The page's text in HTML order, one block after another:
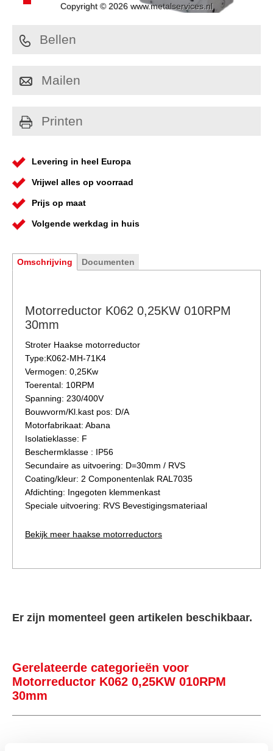
Copyright © 2026 www.metalservices.nl
Bellen
Mailen
Printen
Levering in heel Europa
Vrijwel alles op voorraad
Prijs op maat
Volgende werkdag in huis
Omschrijving Documenten
Motorreductor K062 0,25KW 010RPM
30mm
Stroter Haakse motorreductor
Type:K062-MH-71K4
Vermogen: 0,25Kw
Toerental: 10RPM
Spanning: 230/400V
Bouwvorm/Kl.kast pos: D/A
Motorfabrikaat: Abana
Isolatieklasse: F
Beschermklasse : IP56
Secundaire as uitvoering: D=30mm / RVS
Coating/kleur: 2 Componentenlak RAL7035
Afdichting: Ingegoten klemmenkast
Speciale uitvoering: RVS Bevestigingsmateriaal
Bekijk meer haakse motorreductors
Er zijn momenteel geen artikelen beschikbaar.
Gerelateerde categorieën voor
Motorreductor K062 0,25KW 010RPM
30mm